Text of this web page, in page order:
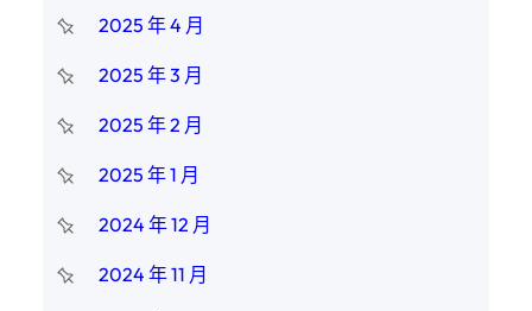
2025 年 4 月
2025 年 3 月
2025 年 2 月
2025 年 1 月
2024 年 12 月
2024 年 11 月